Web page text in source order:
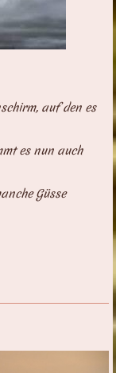
auf den es
es nun auch
Güsse